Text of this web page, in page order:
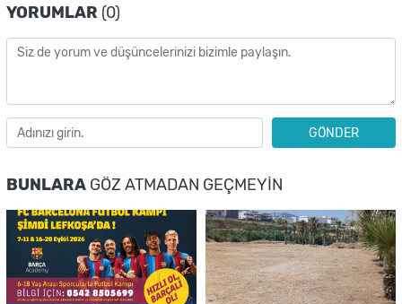
YORUMLAR (0)
GÖNDER
BUNLARA GÖZ ATMADAN GEÇMEYIN